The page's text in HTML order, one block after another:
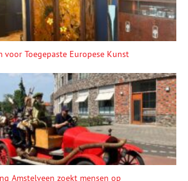
voor Toegepaste Europese Kunst
Amstelveen zoekt mensen op